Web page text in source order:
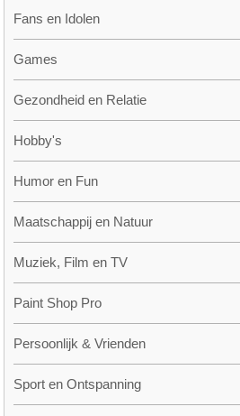
Fans en Idolen
Games
Gezondheid en Relatie
Hobby's
Humor en Fun
Maatschappij en Natuur
Muziek, Film en TV
Paint Shop Pro
Persoonlijk & Vrienden
Sport en Ontspanning